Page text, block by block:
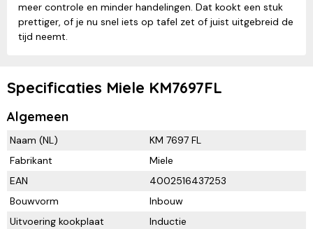
meer controle en minder handelingen. Dat kookt een stuk
prettiger, of je nu snel iets op tafel zet of juist uitgebreid de
tijd neemt.
Specificaties Miele KM7697FL
Algemeen
Naam (NL)
KM 7697 FL
Fabrikant
Miele
EAN
4002516437253
Bouwvorm
Inbouw
Uitvoering kookplaat
Inductie